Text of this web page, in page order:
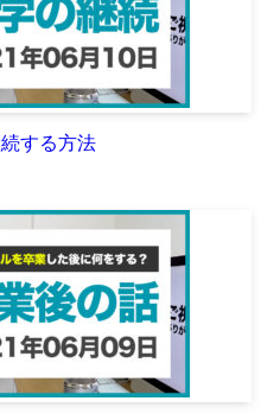
する方法